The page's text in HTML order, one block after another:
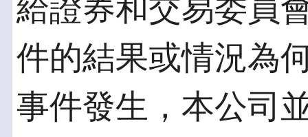
給證券和交易委員
件的結果或情況為
事件發生，本公司